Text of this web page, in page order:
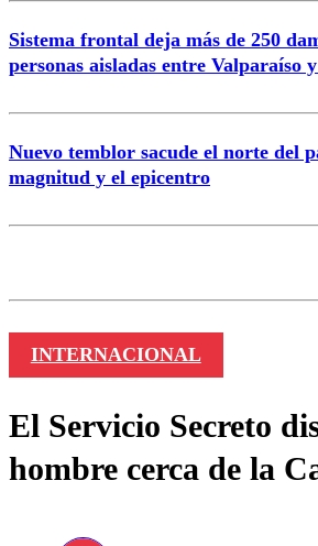
Sistema frontal deja más de 250
personas aisladas entre Valparaíso
Nuevo temblor sacude el norte del
magnitud y el epicentro
INTERNACIONAL
El Servicio Secreto
hombre cerca de la